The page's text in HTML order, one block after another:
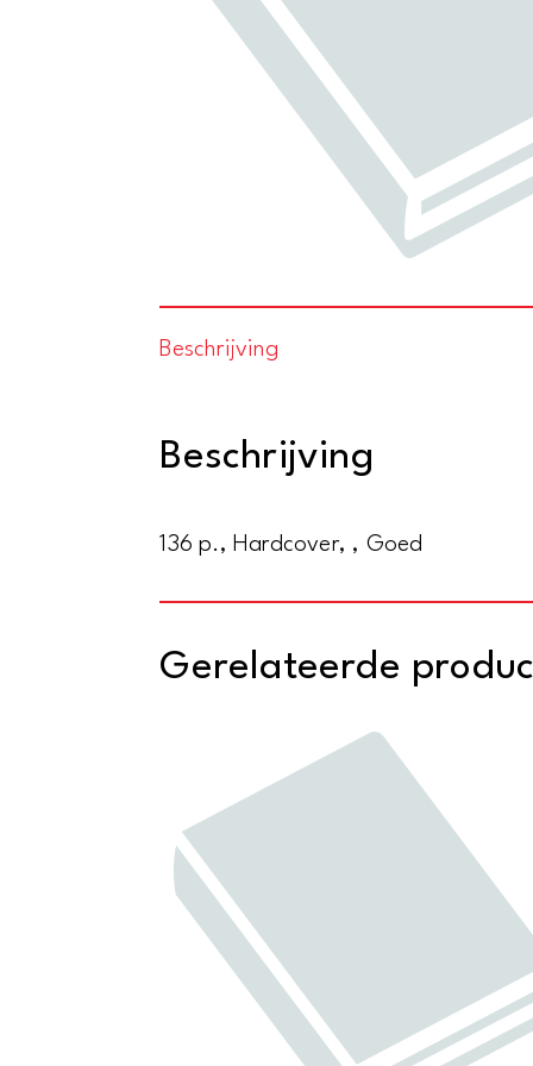
Beschrijving
Beschrijving
136 p., Hardcover, , Goed
Gerelateerde